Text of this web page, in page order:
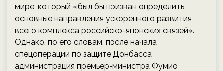
мире, который «был бы призван определить
основные направления ускоренного развития
всего комплекса российско-японских связей».
Однако, по его словам, после начала
спецоперации по защите Донбасса
администрация премьер-министра Фумио